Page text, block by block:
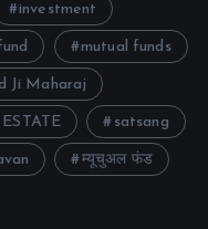
investment
mutual funds
Ji Maharaj
satsang
म्यूचुअल फंड